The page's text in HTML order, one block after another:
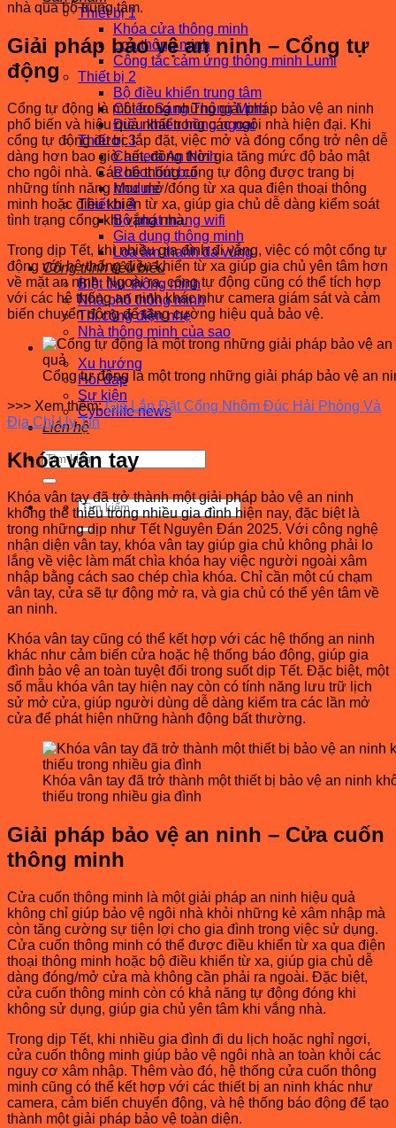
Thiết bị 1
Khóa cửa thông minh
Loa thông minh
Công tắc cảm ứng thông minh Lumi
Thiết bị 2
Bộ điều khiển trung tâm
Chiếu Sáng Thông Minh
Điều khiển hồng ngoại
Thiết bị 3
Camera An Ninh
Robot hút bụi
Module
Thiết bị 4
Bộ phát mạng wifi
Gia dụng thông minh
Loa âm thanh đa vùng
Công trình tiêu biểu
Biệt thự thông minh
Nhà phố thông minh
Thi công điện nhẹ
Nhà thông minh của sao
Tin tức – Sự kiện
Xu hướng
Hỏi đáp
Sự kiện
Cyberlife news
Liên hệ
Tìm
kiếm:
Tìm
kiếm:
nhà qua bộ trung tâm.
Giải pháp bảo vệ an ninh – Cổng tự
động
Cổng tự động là một trong những giải pháp bảo vệ an ninh
phổ biến và hiệu quả nhất trong các ngôi nhà hiện đại. Khi
cổng tự động được lắp đặt, việc mở và đóng cổng trở nên dễ
dàng hơn bao giờ hết, đồng thời gia tăng mức độ bảo mật
cho ngôi nhà. Các hệ thống cổng tự động được trang bị
những tính năng như mở/đóng từ xa qua điện thoại thông
minh hoặc điều khiển từ xa, giúp gia chủ dễ dàng kiểm soát
tình trạng cổng khi vắng nhà.
Trong dịp Tết, khi nhiều gia đình đi vắng, việc có một cổng tự
động với hệ thống điều khiển từ xa giúp gia chủ yên tâm hơn
về mặt an ninh. Ngoài ra, cổng tự động cũng có thể tích hợp
với các hệ thống an ninh khác như camera giám sát và cảm
biến chuyển động để tăng cường hiệu quả bảo vệ.
Cổng tự động là một trong những giải pháp bảo vệ an
>>> Xem thêm:Giá Lắp Đặt Cổng Nhôm Đúc Hải Phòng Và
Địa Chỉ Uy Tín
Khóa vân tay
Khóa vân tay đã trở thành một giải pháp bảo vệ an ninh
không thể thiếu trong nhiều gia đình hiện nay, đặc biệt là
trong những dịp như Tết Nguyên Đán 2025. Với công nghệ
nhận diện vân tay, khóa vân tay giúp gia chủ không phải lo
lắng về việc làm mất chìa khóa hay việc người ngoài xâm
nhập bằng cách sao chép chìa khóa. Chỉ cần một cú chạm
vân tay, cửa sẽ tự động mở ra, và gia chủ có thể yên tâm về
an ninh.
Khóa vân tay cũng có thể kết hợp với các hệ thống an ninh
khác như cảm biến cửa hoặc hệ thống báo động, giúp gia
đình bảo vệ an toàn tuyệt đối trong suốt dịp Tết. Đặc biệt, một
số mẫu khóa vân tay hiện nay còn có tính năng lưu trữ lịch
sử mở cửa, giúp người dùng dễ dàng kiểm tra các lần mở
cửa để phát hiện những hành động bất thường.
Khóa vân tay đã trở thành một thiết bị bảo vệ an ninh
thiếu trong nhiều gia đình
Giải pháp bảo vệ an ninh – Cửa cuốn
thông minh
Cửa cuốn thông minh là một giải pháp an ninh hiệu quả
không chỉ giúp bảo vệ ngôi nhà khỏi những kẻ xâm nhập mà
còn tăng cường sự tiện lợi cho gia đình trong việc sử dụng.
Cửa cuốn thông minh có thể được điều khiển từ xa qua điện
thoại thông minh hoặc bộ điều khiển từ xa, giúp gia chủ dễ
dàng đóng/mở cửa mà không cần phải ra ngoài. Đặc biệt,
cửa cuốn thông minh còn có khả năng tự động đóng khi
không sử dụng, giúp gia chủ yên tâm khi vắng nhà.
Trong dịp Tết, khi nhiều gia đình đi du lịch hoặc nghỉ ngơi,
cửa cuốn thông minh giúp bảo vệ ngôi nhà an toàn khỏi các
nguy cơ xâm nhập. Thêm vào đó, hệ thống cửa cuốn thông
minh cũng có thể kết hợp với các thiết bị an ninh khác như
camera, cảm biến chuyển động, và hệ thống báo động để tạo
thành một giải pháp bảo vệ toàn diện.